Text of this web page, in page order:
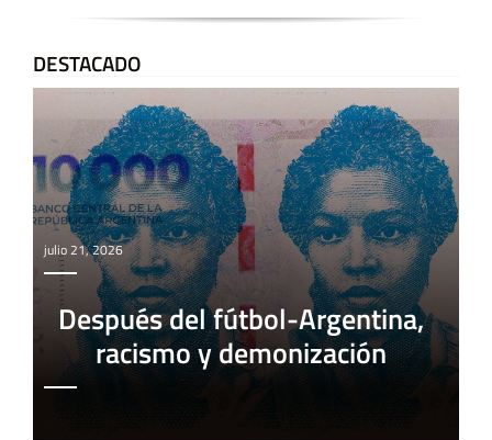
DESTACADO
julio 21, 2026
Después del fútbol-Argentina,
racismo y demonización